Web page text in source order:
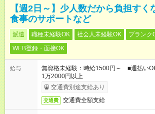
【週2日～】少人数だから負担すく
食事のサポートなど
派遣 職種未経験OK 社会人未経験OK
ブランク
WEB登録・面接OK
給与
無資格未経験：時給1500円～ ■週払い
1万2000円以上
交通費別途支給あり
交通費 交通費全額支給